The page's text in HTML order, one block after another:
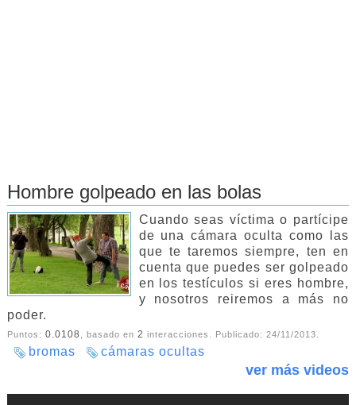
Hombre golpeado en las bolas
Cuando seas víctima o partícipe
de una cámara oculta como las
que te taremos siempre, ten en
cuenta que puedes ser golpeado
en los testículos si eres hombre,
y nosotros reiremos a más no
poder.
Puntos: 0.0108 , basado en 2 interacciones. Publicado: 24/11/2013.
bromas cámaras ocultas
ver más videos